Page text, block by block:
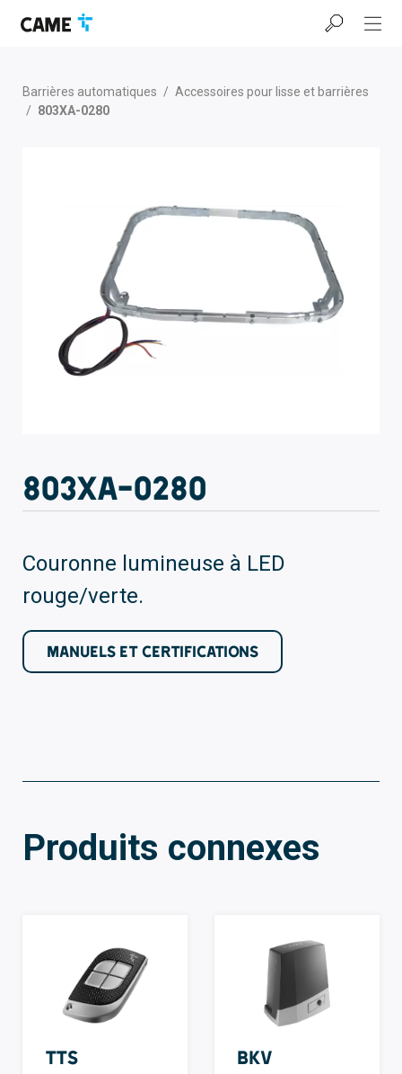
navigation
page
Barrières automatiques / Accessoires pour lisse et barrières
/ 803XA-0280
803XA-0280
Couronne lumineuse à LED
rouge/verte.
MANUELS ET CERTIFICATIONS
Produits connexes
TTS BKV